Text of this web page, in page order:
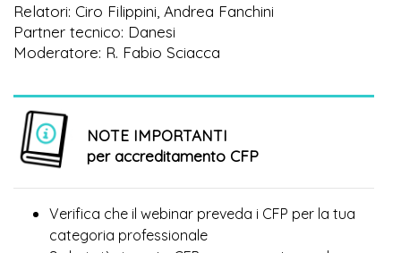
Relatori: Ciro Filippini, Andrea Fanchini
Partner tecnico: Danesi
Moderatore: R. Fabio Sciacca
NOTE IMPORTANTI
per accreditamento CFP
Verifica che il webinar preveda i CFP per la tua
categoria professionale